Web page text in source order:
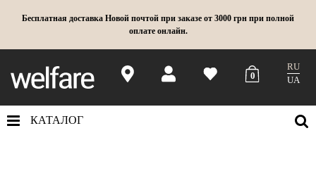
Бесплатная доставка Новой почтой при заказе от 3000 грн при полной
оплате онлайн.
0
RU
UA
КАТАЛОГ